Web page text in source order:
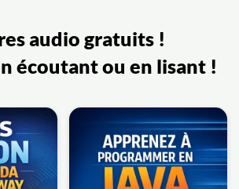
audio gratuits !
écoutant ou en lisant !